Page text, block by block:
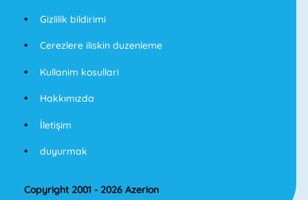
Gizlilik bildirimi
Cerezlere iliskin duzenleme
Kullanim kosullari
Hakkımızda
İletişim
duyurmak
Copyright 2001 - 2026 Azerion